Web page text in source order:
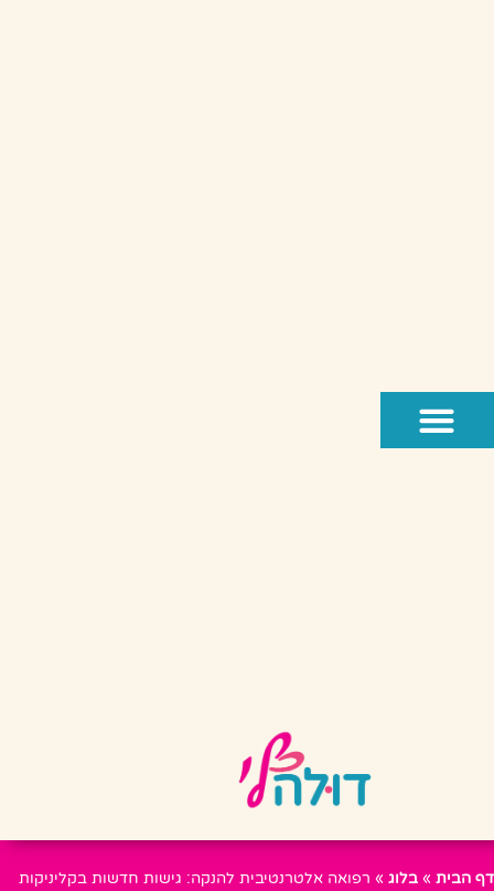
דף הבית » בלוג » רפואה אלטרנטיבית להנקה: גישות חדשות בקליניקות